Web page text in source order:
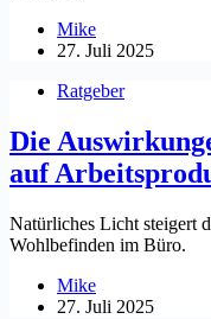
Mike
27. Juli 2025
Ratgeber
Die
auf
Natürliches Licht steigert
Wohlbefinden im Büro.
Mike
27. Juli 2025